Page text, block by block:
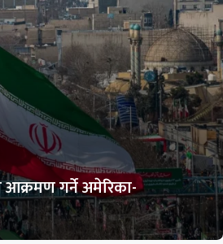
आक्रमण गर्ने अमेरिका-